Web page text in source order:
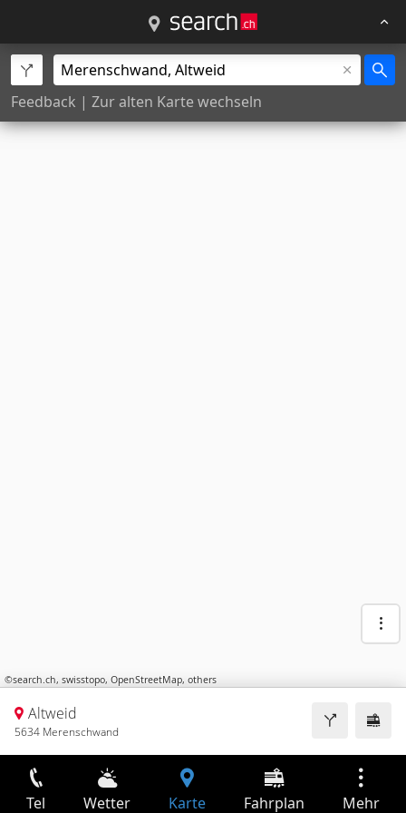
Feedback | Zur alten Karte wechseln
©search.ch, swisstopo, OpenStreetMap, others
Altweid
5634 Merenschwand
Tel Wetter Karte Fahrplan Mehr